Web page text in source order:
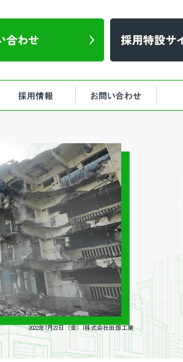
2022年7月22日（金）|株式会社田畑工業